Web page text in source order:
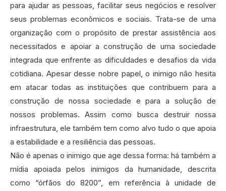
para ajudar as pessoas, facilitar seus negócios e resolver
seus problemas econômicos e sociais. Trata-se de uma
organização com o propósito de prestar assistência aos
necessitados e apoiar a construção de uma sociedade
integrada que enfrente as dificuldades e desafios da vida
cotidiana. Apesar desse nobre papel, o inimigo não hesita
em atacar todas as instituições que contribuem para a
construção de nossa sociedade e para a solução de
nossos problemas. Assim como busca destruir nossa
infraestrutura, ele também tem como alvo tudo o que apoia
a estabilidade e a resiliência das pessoas.‍
Não é apenas o inimigo que age dessa forma: há também a
mídia apoiada pelos inimigos da humanidade, descrita
como “órfãos do 8200”, em referência à unidade de